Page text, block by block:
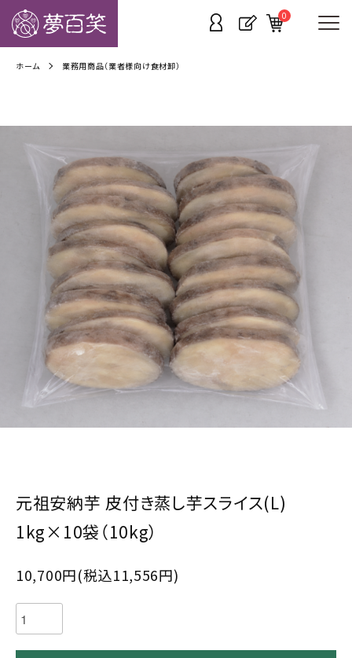
0
ホーム 業務用商品（業者様向け食材卸）
元祖安納芋 皮付き蒸し芋スライス(L)
1kg×10袋（10kg）
10,700円(税込11,556円)